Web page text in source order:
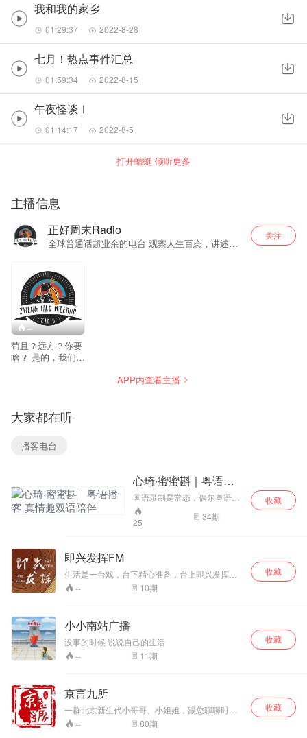
我和我的家乡
01:29:37 2022-8-28
七月！热点事件汇总
01:59:34 2022-8-15
午夜怪谈Ⅰ
01:14:17 2022-8-5
打开蜻蜓 倾听更多
主播信息
正好周末Radio
全球普通话超业余的电台 观察人生百态，讲述嘉
关注
--
苟且？远方？你要
啥？ 是的，我们
全球超业余的独立
个人电台 欢迎微信
radio”
APP内查看主播
大家都在听
播客电台
心琦·蜜蜜斟｜粤语播
客 真情趣双语陪伴
国语录制是常态，偶尔粤语上
线，原汁原味不掺水。 粤语真
情趣 · 港普广普对对碰， 两个
地道广府女生的真性情对话。
目都是一边直播一边录制，欢
迎你来到我们的直播间，和我
们即时互动，陪我们一起录制
真诚地拥抱生活！ 部分节目设
置付费，是因为我们愿意为“更
深入一点、更直接一点 、 更
· 你在按下“购买”的那一刻，是
已经准备好认真听下去的； ·
我们在说出这些故事和感想的
25 34期
收藏
即兴发挥FM
生活是一台戏，台下精心准备，台上即兴发挥
「即兴发挥」由「顾盼」、「斯温」主理的一档
泛生活漫谈类播客节目，以普通人的主观视角，
之事。在这里，我们聊些正事儿以外的东西，话
题包括生活、成长、职场、兴趣、游戏、娱乐、
影视、动漫、商业等等，全凭兴致。要是你在生
活这场大戏演累了，不妨来我们这临时休息一会
儿 主播： 顾盼 斯温
-- 10期
收藏
小小南站广播
没事的时候 说说自己的生活
--
11期
收藏
京言九所
一群北京新生代小哥哥、小姐姐，跟您聊聊时下
的那些八卦、砍砍你我身边的故事，说说自己的
观点。 《京言九所》～等您关注！ 我们胡说八道
-- 80期
收藏